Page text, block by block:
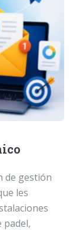
de gestión
les
padel,